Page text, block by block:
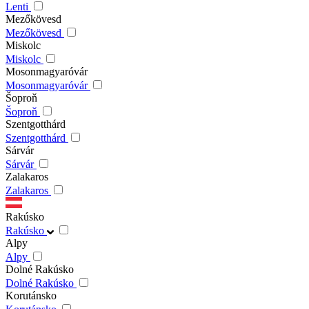
Lenti
Mezőkövesd
Mezőkövesd
Miskolc
Miskolc
Mosonmagyaróvár
Mosonmagyaróvár
Šoproň
Šoproň
Szentgotthárd
Szentgotthárd
Sárvár
Sárvár
Zalakaros
Zalakaros
Rakúsko
Rakúsko
Alpy
Alpy
Dolné Rakúsko
Dolné Rakúsko
Korutánsko